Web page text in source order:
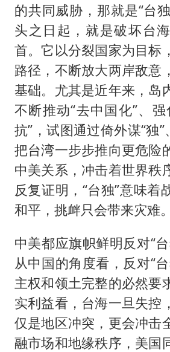
的共同威胁，那就是“台
头之日起，就是破坏台
首。它以分裂国家为目标
路径，不断放大两岸敌意
基础。尤其是近年来，岛
不断推动“去中国化”、
抗”，试图通过倚外谋“独”
把台湾一步步推向更危险
中美关系，冲击着世界秩
反复证明，“台独”意味着
和平，挑衅只会带来灾难。
中美都应旗帜鲜明反对“台
从中国的角度看，反对“
主权和领土完整的必然要
实利益看，台海一旦失控
仅是地区冲突，更会冲击
融市场和地缘秩序，美国